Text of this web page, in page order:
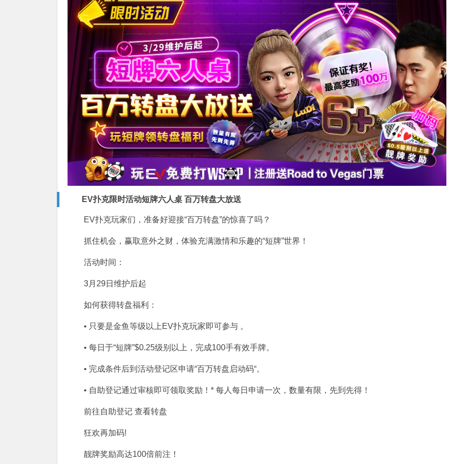
EV扑克限时活动短牌六人桌 百万转盘大放送
EV扑克玩家们，准备好迎接“百万转盘”的惊喜了吗？
抓住机会，赢取意外之财，体验充满激情和乐趣的“短牌”世界！
活动时间：
3月29日维护后起
如何获得转盘福利：
• 只要是金鱼等级以上EV扑克玩家即可参与 。
• 每日于“短牌”$0.25级别以上，完成100手有效手牌。
• 完成条件后到活动登记区申请“百万转盘启动码“。
• 自助登记通过审核即可领取奖励！* 每人每日申请一次，数量有限，先到先得！
前往自助登记 查看转盘
狂欢再加码!
靓牌奖励高达100倍前注！